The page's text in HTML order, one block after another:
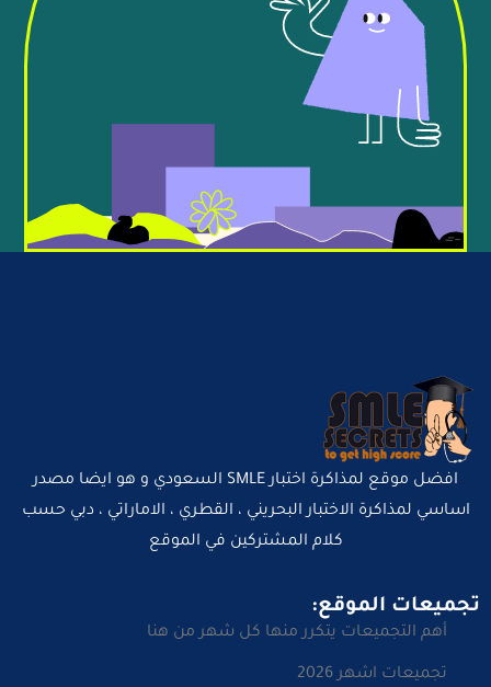
افضل موقع لمذاكرة اختبار SMLE السعودي و هو ايضا مصدر
اساسي لمذاكرة الاختبار البحريني ، القطري ، الاماراتي ، دبي حسب
كلام المشتركين في الموقع
تجميعات الموقع:
أهم التجميعات يتكرر منها كل شهر من هنا
تجميعات اشهر 2026